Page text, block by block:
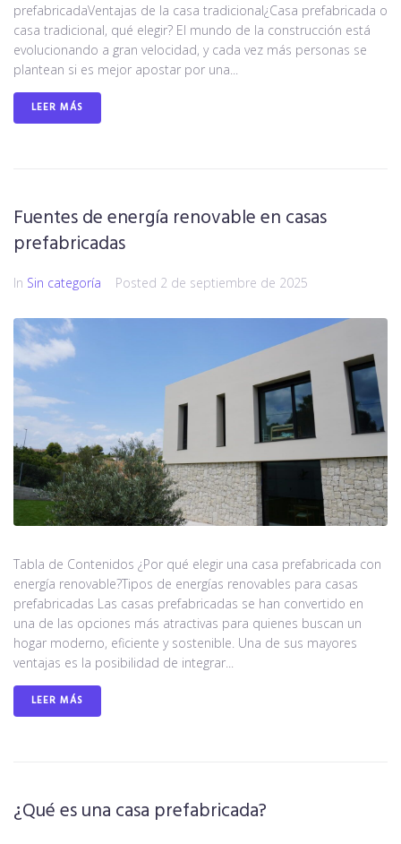
prefabricadaVentajas de la casa tradicional¿Casa prefabricada o
casa tradicional, qué elegir? El mundo de la construcción está
evolucionando a gran velocidad, y cada vez más personas se
plantean si es mejor apostar por una...
LEER MÁS
Fuentes de energía renovable en casas
prefabricadas
In Sin categoría Posted 2 de septiembre de 2025
Tabla de Contenidos ¿Por qué elegir una casa prefabricada con
energía renovable?Tipos de energías renovables para casas
prefabricadas Las casas prefabricadas se han convertido en
una de las opciones más atractivas para quienes buscan un
hogar moderno, eficiente y sostenible. Una de sus mayores
ventajas es la posibilidad de integrar...
LEER MÁS
¿Qué es una casa prefabricada?